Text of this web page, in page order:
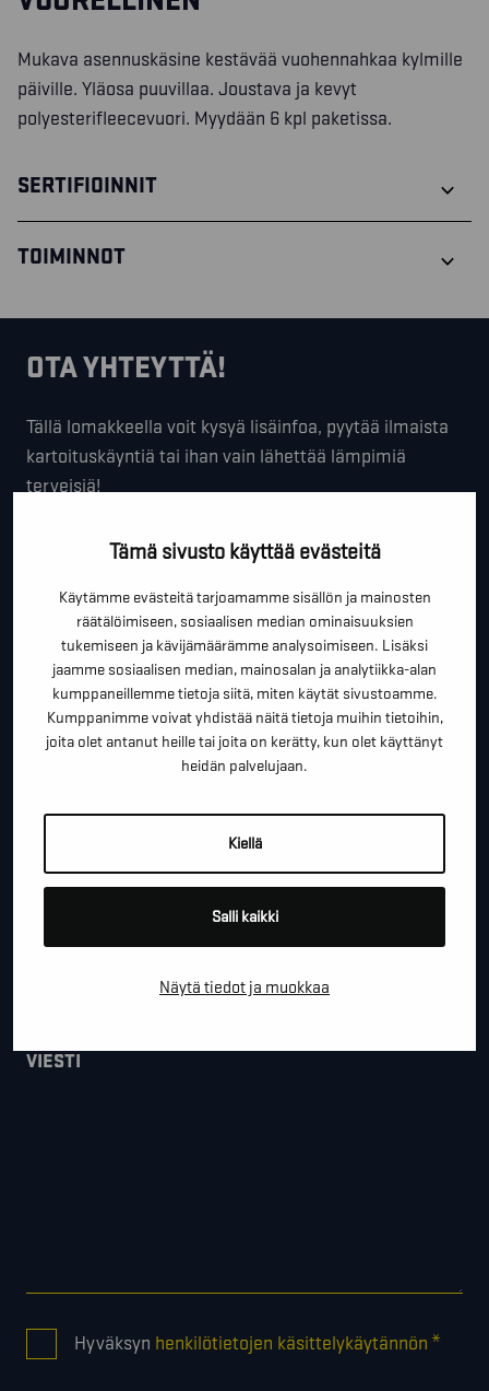
Tämä sivusto käyttää evästeitä
Käytämme evästeitä tarjoamamme sisällön ja mainosten
räätälöimiseen, sosiaalisen median ominaisuuksien
tukemiseen ja kävijämäärämme analysoimiseen. Lisäksi
jaamme sosiaalisen median, mainosalan ja analytiikka-alan
kumppaneillemme tietoja siitä, miten käytät sivustoamme.
Kumppanimme voivat yhdistää näitä tietoja muihin tietoihin,
joita olet antanut heille tai joita on kerätty, kun olet käyttänyt
heidän palvelujaan.
Kiellä
Salli kaikki
Näytä tiedot ja muokkaa
Mukava asennuskäsine kestävää vuohennahkaa kylmille
päiville. Yläosa puuvillaa. Joustava ja kevyt
polyesterifleecevuori. Myydään 6 kpl paketissa.
SERTIFIOINNIT
TOIMINNOT
OTA YHTEYTTÄ!
Tällä lomakkeella voit kysyä lisäinfoa, pyytää ilmaista
kartoituskäyntiä tai ihan vain lähettää lämpimiä
terveisiä!
PUHELINNUMERO *
YRITYS
VIESTI
Hyväksyn henkilötietojen käsittelykäytännön *